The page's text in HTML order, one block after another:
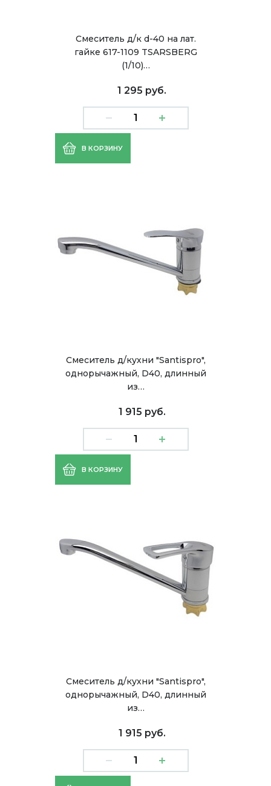
Смеситель д/к d-40 на лат.
гайке 617-1109 TSARSBERG
(1/10)…
1 295 руб.
В КОРЗИНУ
Смеситель д/кухни "Santispro",
однорычажный, D40, длинный
из…
1 915 руб.
В КОРЗИНУ
Смеситель д/кухни "Santispro",
однорычажный, D40, длинный
из…
1 915 руб.